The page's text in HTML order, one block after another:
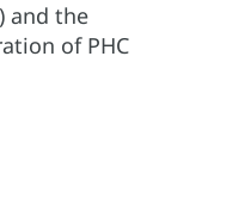
and the
of PHC